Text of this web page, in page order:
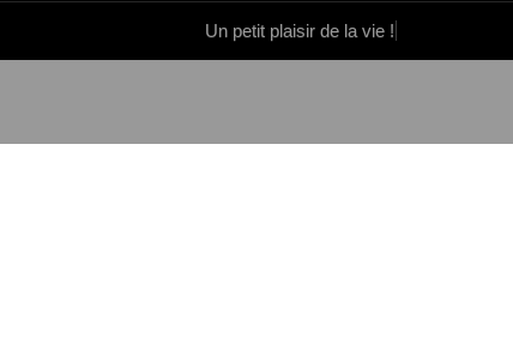
Un petit plaisir de la vie !